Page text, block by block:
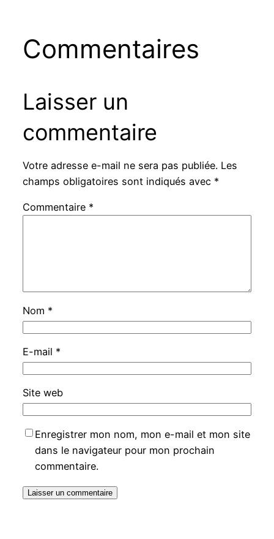
Commentaires
Laisser un
commentaire
Votre adresse e-mail ne sera pas publiée. Les
champs obligatoires sont indiqués avec *
Commentaire *
Nom *
E-mail *
Site web
Enregistrer mon nom, mon e-mail et mon site
dans le navigateur pour mon prochain
commentaire.